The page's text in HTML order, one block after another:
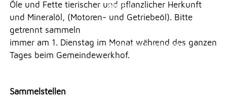
AusEin
AnzeigenAusblenden
FREIZEIT
Öle und Fette tierischer und pflanzlicher Herkunft
und Mineralöl, (Motoren- und Getriebeöl). Bitte
getrennt sammeln
immer am 1. Dienstag im Monat während des ganzen
Tages beim Gemeindewerkhof.
Sammelstellen